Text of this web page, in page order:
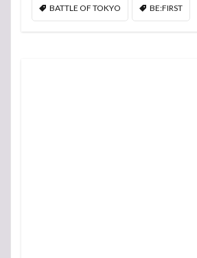
BATTLE OF TOKYO BE:FIRST